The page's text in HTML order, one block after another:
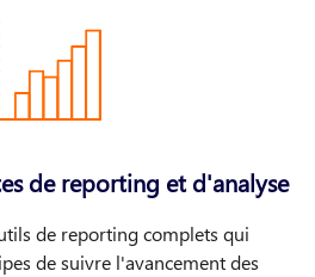
de reporting et d'analyse
de reporting complets qui
de suivre l'avancement des